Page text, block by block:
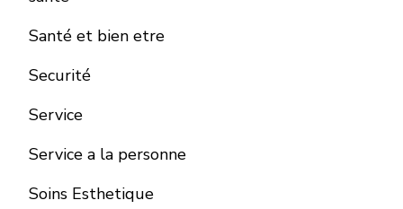
Santé et bien etre
Securité
Service
Service a la personne
Soins Esthetique